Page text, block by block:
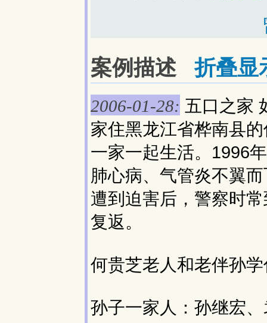
案例描述折叠显
2006-01-28: 五口之家
家住黑龙江省桦南县
一家一起生活。1996
肺心病、气管炎不翼
遭到迫害后，警察时
复返。
何贵芝老人和老伴孙
孙子一家人：孙继宏